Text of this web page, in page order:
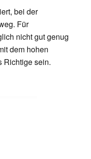
bei der
Für
nicht gut genug
dem hohen
Richtige sein.